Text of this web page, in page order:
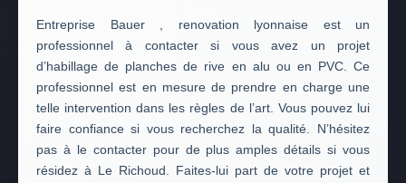
Entreprise Bauer , renovation lyonnaise est un
professionnel à contacter si vous avez un projet
d’habillage de planches de rive en alu ou en PVC. Ce
professionnel est en mesure de prendre en charge une
telle intervention dans les règles de l’art. Vous pouvez lui
faire confiance si vous recherchez la qualité. N’hésitez
pas à le contacter pour de plus amples détails si vous
résidez à Le Richoud. Faites-lui part de votre projet et